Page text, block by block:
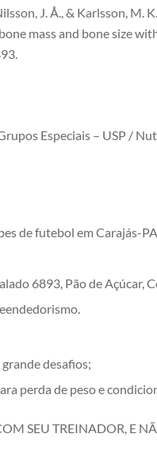
J. Å., & Karlsson,
mass and bone size
Especiais – USP /
de futebol em Carajás-
6893, Pão de Açúcar,
desafios;
perda de peso e
SEU TREINADOR, E